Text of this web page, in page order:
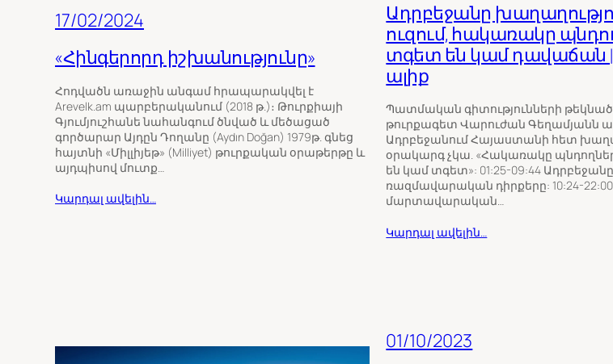
17/02/2024
«Հինգերորդ իշխանությունը»
Հոդվածն առաջին անգամ հրապարակվել է
Arevelk.am պարբերականում (2018 թ.)։ Թուրքիայի
Գյումյուշհանե նահանգում ծնված և մեծացած
գործարար Այդըն Դողանը (Aydın Doğan) 1979թ. գնեց
հայտնի «Միլլիյեթ» (Milliyet) թուրքական օրաթերթը և
այդպիսով մուտք…
Կարդալ ավելին…
Ադրբեջանը
ուզում, հակառակը
տգետ են կամ դավաճան |
ալիք
Պատմական գիտությունների
թուրքագետ Վարուժան Գեղամյանն
Ադրբեջանում Հայաստանի հետ
օրակարգ չկա. «Հակառակը
են կամ տգետ»: 01:25-09:44
ռազմավարական դիրքերը: 10:24-
մարտավարական…
Կարդալ ավելին…
01/10/2023